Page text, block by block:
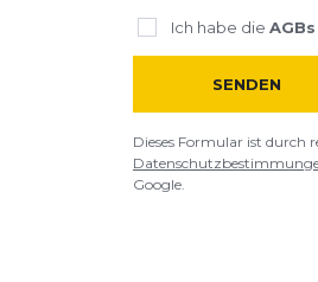
Ich habe die AGBs
SENDEN
Dieses Formular ist durch
Google.